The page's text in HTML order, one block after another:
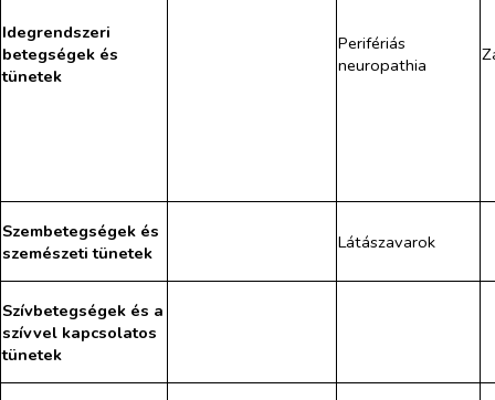
Idegrendszeri
betegségek és
tünetek
Perifériás
neuropathia
Szembetegségek és
szemészeti tünetek
Látászavarok
Szívbetegségek és a
szívvel kapcsolatos
tünetek